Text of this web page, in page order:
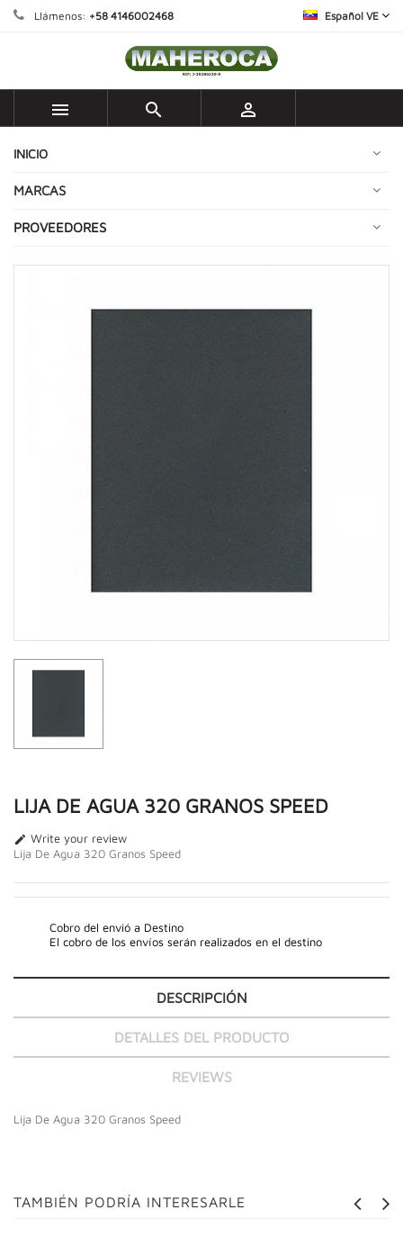
Llámenos: +58 4146002468 Español VE
  
INICIO
MARCAS
PROVEEDORES
LIJA DE AGUA 320 GRANOS SPEED
 Write your review
Lija De Agua 320 Granos Speed
Cobro del envió a Destino
El cobro de los envíos serán realizados en el destino
DESCRIPCIÓN
DETALLES DEL PRODUCTO
REVIEWS
Lija De Agua 320 Granos Speed
TAMBIÉN PODRÍA INTERESARLE